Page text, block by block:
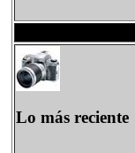
Lo más reciente